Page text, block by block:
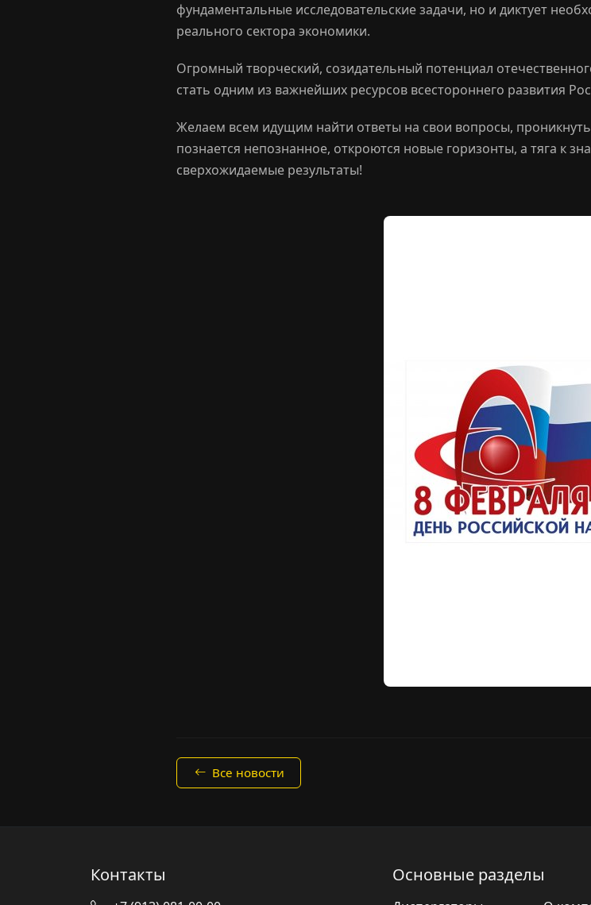
фундаментальные исследовательские задачи, но и диктует
реального сектора экономики.
Огромный творческий, созидательный потенциал
стать одним из важнейших ресурсов всестороннего развития
Желаем всем идущим найти ответы на свои вопросы,
познается непознанное, откроются новые горизонты, а тяга к
сверхожидаемые результаты!
Все новости
Контакты Основные разделы